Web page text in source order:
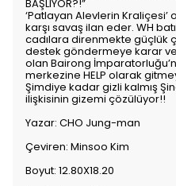
BAŞLIYOR?!”
‘Patlayan Alevlerin Kraliçesi’
karşı savaş ilan eder. WH
cadılara direnmekte güçlük
destek göndermeye karar
olan Bairong
merkezine HELP olarak
Şimdiye kadar gizli kalmış
ilişkisinin gizemi çözülüyor!!
Yazar: CHO Jung-man
Çeviren: Minsoo Kim
Boyut: 12.80X18.20